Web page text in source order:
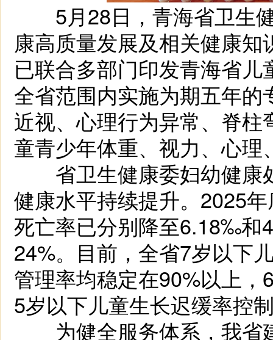
5月28日，青海省卫生健
康高质量发展及相关健康
已联合多部门印发青海省儿
全省范围内实施为期五年
近视、心理行为异常、脊
童青少年体重、视力、心理
省卫生健康委妇幼健康
健康水平持续提升。2025
死亡率已分别降至6.18‰和
24%。目前，全省7岁以下
管理率均稳定在90%以上
5岁以下儿童生长迟缓率控
为健全服务体系，我省